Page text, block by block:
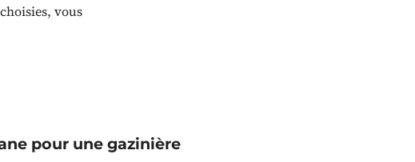
vous
pour une gazinière